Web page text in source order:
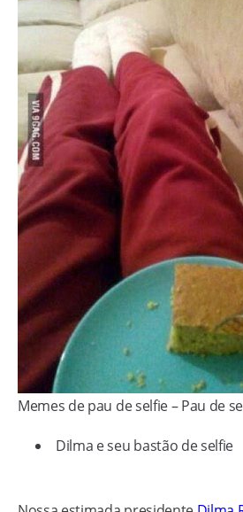
Memes de pau de selfie – Pau de
Dilma e seu bastão de selfie